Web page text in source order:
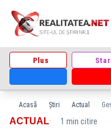
Plus Star
Acasă Știri Actual
ACTUAL· 1 min citire